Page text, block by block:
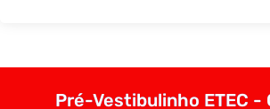
Pré-Vestibulinho ETEC -